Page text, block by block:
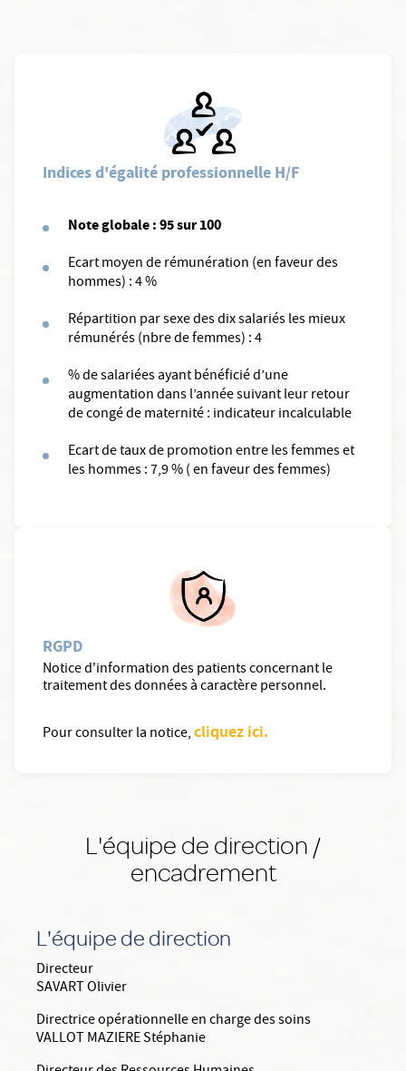
Indices d'égalité professionnelle H/F
Note globale : 95 sur 100
Ecart moyen de rémunération (en faveur des
hommes) : 4 %
Répartition par sexe des dix salariés les mieux
rémunérés (nbre de femmes) : 4
% de salariées ayant bénéficié d’une
augmentation dans l’année suivant leur retour
de congé de maternité : indicateur incalculable
Ecart de taux de promotion entre les femmes et
les hommes : 7,9 % ( en faveur des femmes)
RGPD
Notice d'information des patients concernant le
traitement des données à caractère personnel.
Pour consulter la notice,cliquez ici.
L'équipe de direction /
encadrement
L'équipe de direction
Directeur
SAVART Olivier
Directrice opérationnelle en charge des soins
VALLOT MAZIERE Stéphanie